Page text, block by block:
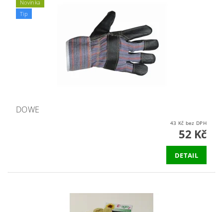
Novinka
Tip
DOWE
43 Kč bez DPH
52 Kč
DETAIL